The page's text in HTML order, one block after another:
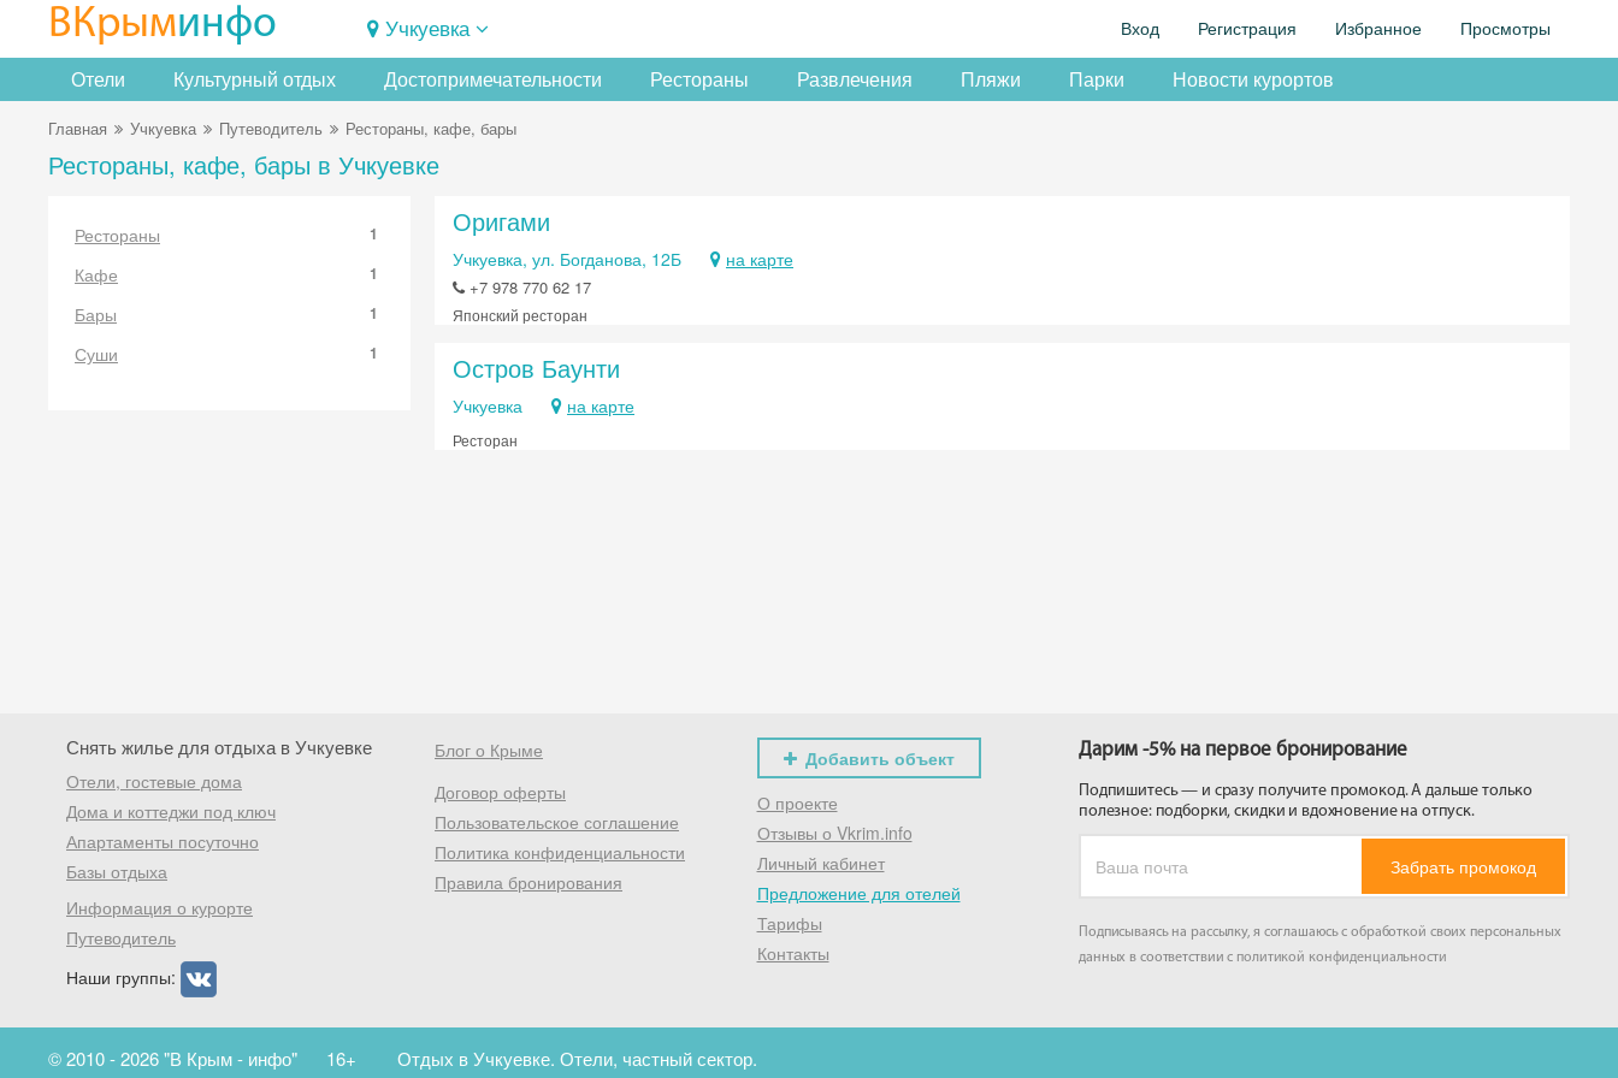
ВКрыминфо Учкуевка Вход Регистрация Избранное Просмотры
Отели Культурный отдых Достопримечательности Рестораны Развлечения Пляжи Парки Новости курортов
Главная Учкуевка Путеводитель Рестораны, кафе, бары
Рестораны, кафе, бары в Учкуевке
Рестораны 1
Кафе 1
Бары 1
Суши 1
Оригами
Учкуевка, ул. Богданова, 12Б на карте
+7 978 770 62 17
Японский ресторан
Остров Баунти
Учкуевка на карте
Ресторан
Снять жилье для отдыха в Учкуевке
Отели, гостевые дома
Дома и коттеджи под ключ
Апартаменты посуточно
Базы отдыха
Информация о курорте
Путеводитель
Наши группы:
Блог о Крыме
Договор оферты
Пользовательское соглашение
Политика конфиденциальности
Правила бронирования
Добавить объект
О проекте
Отзывы о Vkrim.info
Личный кабинет
Предложение для отелей
Тарифы
Контакты
Дарим -5% на первое бронирование
Подпишитесь — и сразу получите промокод. А дальше только
полезное: подборки, скидки и вдохновение на отпуск.
Забрать промокод
Подписываясь на рассылку, я соглашаюсь с обработкой своих персональных
данных в соответствии с политикой конфиденциальности
© 2010 - 2026 "В Крым - инфо" 16+ Отдых в Учкуевке. Отели, частный сектор.